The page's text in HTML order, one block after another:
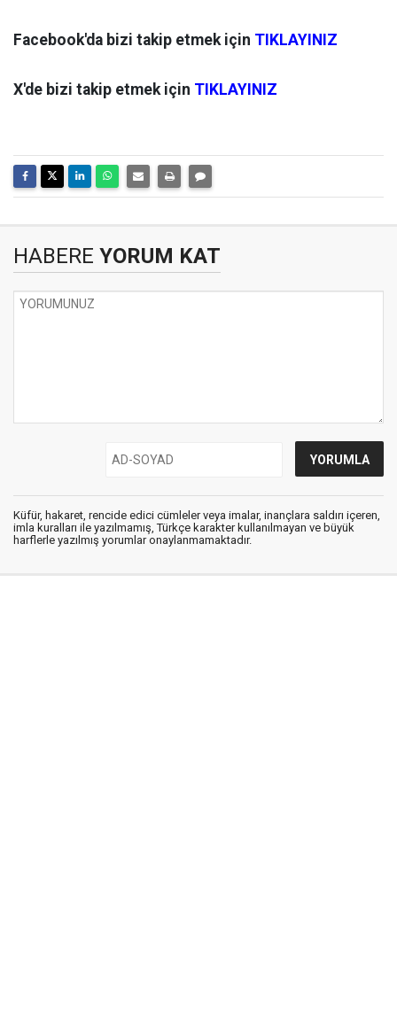
Facebook'da bizi takip etmek için TIKLAYINIZ
X'de bizi takip etmek için TIKLAYINIZ
HABERE YORUM KAT
Küfür, hakaret, rencide edici cümleler veya imalar, inançlara saldırı içeren,
imla kuralları ile yazılmamış, Türkçe karakter kullanılmayan ve büyük
harflerle yazılmış yorumlar onaylanmamaktadır.